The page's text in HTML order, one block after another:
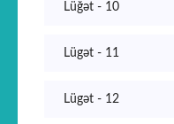
Lüğət - 10
Lügət - 11
Lügət - 12